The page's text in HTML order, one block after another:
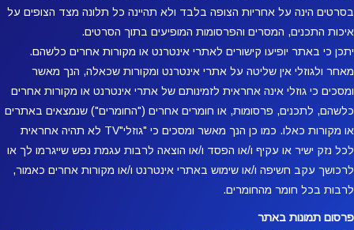
בסרטים הינה על אחריות הצופה בלבד ולא תהיינה כל תלונה מצד הצופים על
איכות התכנים, המסרים והפרסומות המופיעים בתוך הסרטים.
יתכן כי באתר יופיעו קישורים לאתרי אינטרנט או מקורות אחרים כלשהם.
מאחר ולגוזלי אין שליטה על אתרי אינטרנט ומקורות שכאלה, הנך מאשר
ומסכים כי גוזלי אינה אחראית לזמינותם של אתרי אינטרנט או מקורות אחרים
כלשהם, לתכנים, פרסומות, או חומרים אחרים ("החומרים") שנמצאים באתרים
או מקורות כאלו. כמו כן הנך מאשר ומסכים כי "גוזלי"TV לא תהיה אחראית
לכל נזק ישיר או עקיף ו/או הפסד ו/או הוצאה לרבות עגמת נפש שייגרמו לך או
לרכושך עקב חשיפה ו/או שימוש באתרי אינטרנט ו/או מקורות אחרים כאמור,
לרבות בכל חומר מהחומרים.
פרסום תמונות באתר